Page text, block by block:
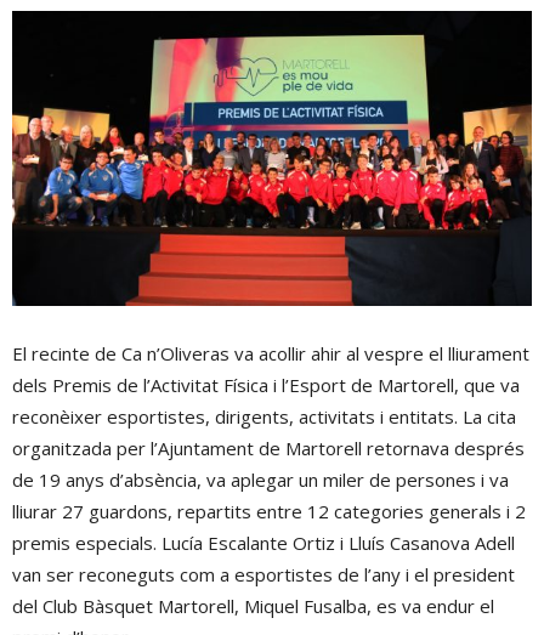
El recinte de Ca n’Oliveras va acollir ahir al vespre el lliurament
dels Premis de l’Activitat Física i l’Esport de Martorell, que va
reconèixer esportistes, dirigents, activitats i entitats. La cita
organitzada per l’Ajuntament de Martorell retornava després
de 19 anys d’absència, va aplegar un miler de persones i va
lliurar 27 guardons, repartits entre 12 categories generals i 2
premis especials. Lucía Escalante Ortiz i Lluís Casanova Adell
van ser reconeguts com a esportistes de l’any i el president
del Club Bàsquet Martorell, Miquel Fusalba, es va endur el